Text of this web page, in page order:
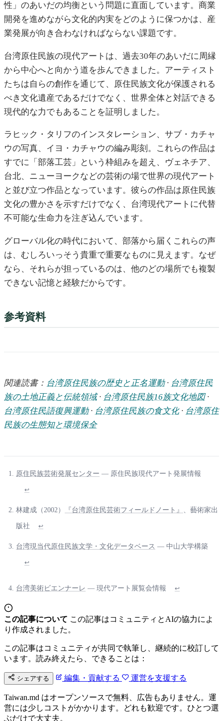
性」のあいだの均衡という問題に直面しています。商業
開発を進めながら文化的内実をどのように保つかは、産
業発展が向き合わなければならない課題です。
台湾原住民族の現代アートは、過去30年のあいだに周縁
から中心へと向かう道を歩んできました。アーティスト
たちは自らの創作を通じて、原住民族文化が保護される
べき文化遺産であるだけでなく、世界全体と対話できる
現代的な力でもあることを証明しました。
ラヒック・タリフのインスタレーション、サブ・カチャ
ウの写真、イヨ・カチャウの編み彫刻。これらの作品は
すでに「部落工芸」という枠組みを超え、ヴェネチア、
台北、ニューヨークなどの芸術の場で世界の現代アート
と並び立つ作品となっています。彼らの作品は原住民族
文化の豊かさを示すだけでなく、台湾現代アートに代替
不可能な生命力を注ぎ込んでいます。
グローバル化の時代において、部落から届くこれらの声
は、むしろいっそう貴重で重要なものに見えます。なぜ
なら、それらが担っているのは、他のどの場所でも複製
できない記憶と経験だからです。
参考資料
関連読書： 台湾原住民族の歴史と正名運動· 台湾原住民
族の土地正義と伝統領域· 台湾原住民族16族文化地図·
台湾原住民語復興運動· 台湾原住民族の食文化· 台湾原住
民族の生態知と環境保全
原住民族芸術発展センター — 原住民族現代アート発展情報
↩
林建成（2002） 『台湾原住民芸術フィールドノート』 、藝術家出
版社 ↩
台湾現当代原住民族文学・文化データベース — 中山大学構築
↩
台湾美術ビエンナーレ — 現代アート展覧会情報 ↩
この記事について この記事はコミュニティとAIの協力によ
り作成されました。
この記事はコミュニティが共同で執筆し、継続的に校訂して
います。読み終えたら、できることは：
シェアする 編集・貢献する 運営を支援する
Taiwan.md はオープンソースで無料、広告もありません。運
営には少しコストがかかります。どれも歓迎です。ひとつ選
ぶだけで大丈夫。